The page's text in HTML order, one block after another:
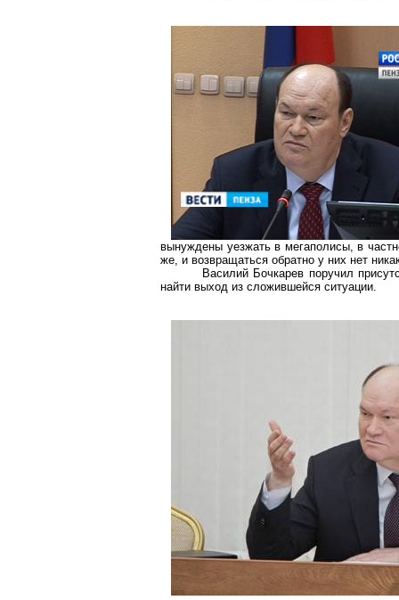
вынуждены уезжать в мегаполисы, в
же, и возвращаться обратно у них нет
Василий Бочкарев поручил
найти выход из сложившейся ситуации.